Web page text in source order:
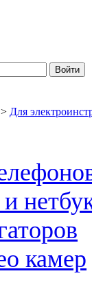
> Для
камер